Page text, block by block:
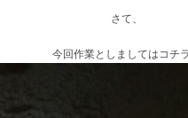
さて、
今回作業としましてはコチ